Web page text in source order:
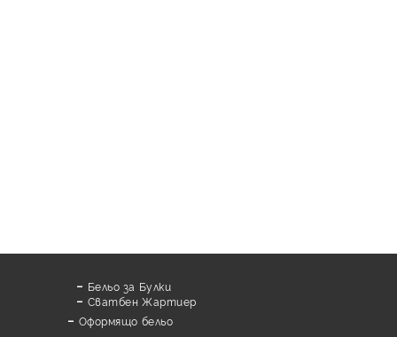
Бельо за Булки
Сватбен Жартиер
Оформящо бельо